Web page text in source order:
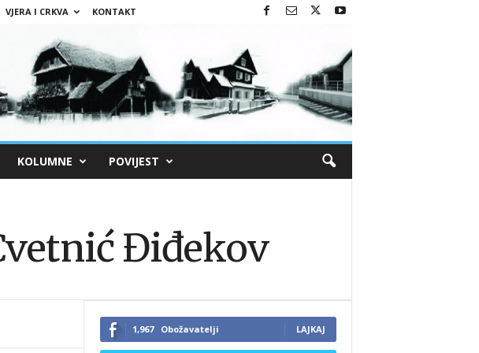
VJERA I CRKVA KONTAKT
KOLUMNE POVIJEST
Điđekov
1,967 Obožavatelji LAJKAJ